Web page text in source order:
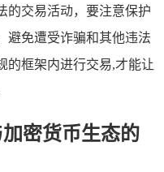
的交易活动，要注意保护
避免遭受诈骗和其他违法
的框架内进行交易,才能让
密货币生态的